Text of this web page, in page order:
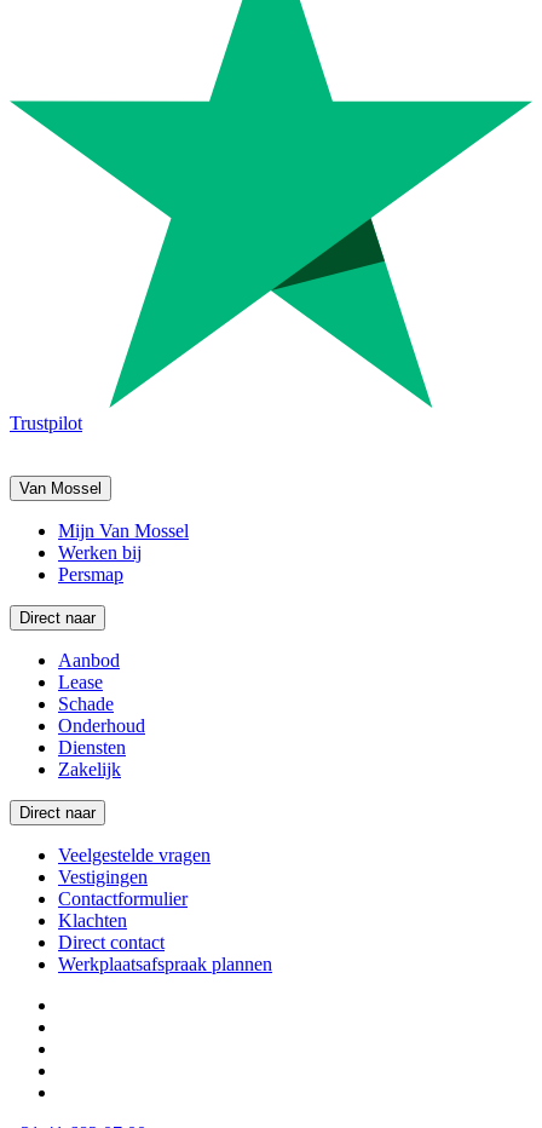
Trustpilot
Van Mossel
Mijn Van Mossel
Werken bij
Persmap
Direct naar
Aanbod
Lease
Schade
Onderhoud
Diensten
Zakelijk
Direct naar
Veelgestelde vragen
Vestigingen
Contactformulier
Klachten
Direct contact
Werkplaatsafspraak plannen